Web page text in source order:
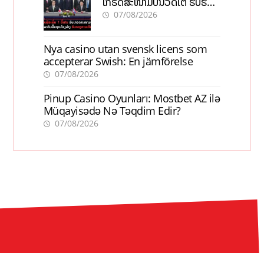
ການເຕີບໂຕ
07/08/2026
Nya casino utan svensk licens som
accepterar Swish: En jämförelse
07/08/2026
Pinup Casino Oyunları: Mostbet AZ ilə
Müqayisədə Nə Təqdim Edir?
07/08/2026